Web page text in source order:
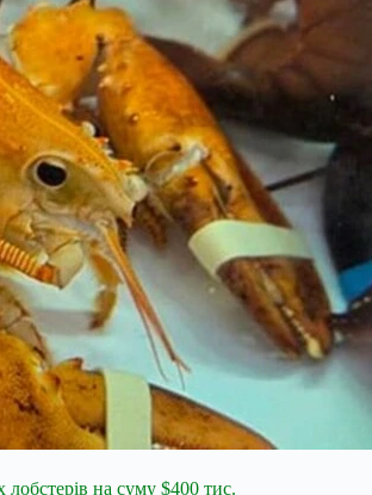
на суму $400 тис.